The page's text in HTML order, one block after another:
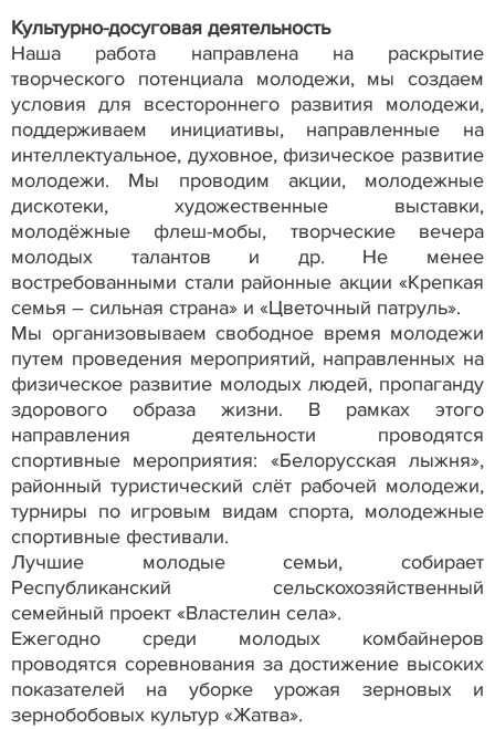
Культурно-досуговая деятельность
Наша работа направлена на раскрытие
творческого потенциала молодежи, мы создаем
условия для всестороннего развития молодежи,
поддерживаем инициативы, направленные на
интеллектуальное, духовное, физическое развитие
молодежи. Мы проводим акции, молодежные
дискотеки, художественные выставки,
молодёжные флеш-мобы, творческие вечера
молодых талантов и др. Не менее
востребованными стали районные акции «Крепкая
семья – сильная страна» и «Цветочный патруль».
Мы организовываем свободное время молодежи
путем проведения мероприятий, направленных на
физическое развитие молодых людей, пропаганду
здорового образа жизни. В рамках этого
направления деятельности проводятся
спортивные мероприятия: «Белорусская лыжня»,
районный туристический слёт рабочей молодежи,
турниры по игровым видам спорта, молодежные
спортивные фестивали.
Лучшие молодые семьи, собирает
Республиканский сельскохозяйственный
семейный проект «Властелин села».
Ежегодно среди молодых комбайнеров
проводятся соревнования за достижение высоких
показателей на уборке урожая зерновых и
зернобобовых культур «Жатва».